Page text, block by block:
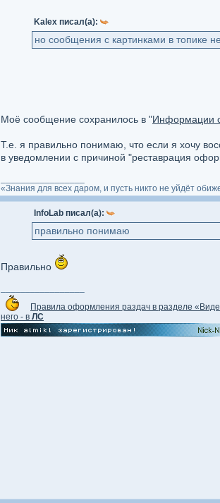
Kalex писал(а):
но сообщения с картинками в топике
Моё сообщение сохранилось в "Информации
Т.е. я правильно понимаю, что если я хочу
в уведомлении с причиной "реставрация
«Знания для всех даром, и пусть никто не уйдёт
InfoLab писал(а):
правильно понимаю
Правильно
Правила оформления раздач в разделе
него - в ЛС